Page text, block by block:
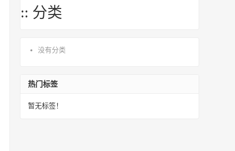
:: 分类
没有分类
热门标签
暂无标签！